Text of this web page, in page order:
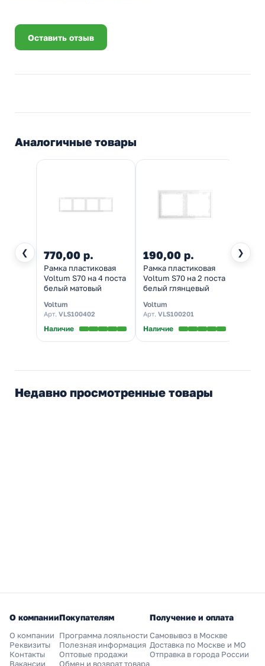
Оставить отзыв
Аналогичные товары
❮ ❯
770,00 р.
Рамка пластиковая
Voltum S70 на 4 поста
белый матовый
Voltum
Арт. VLS100402
Наличие
190,00 р.
Рамка пластиковая
Voltum S70 на 2 поста
белый глянцевый
Voltum
Арт. VLS100201
Наличие
4
Недавно просмотренные товары
О компании
О компании
Реквизиты
Контакты
Вакансии
Покупателям
Программа лояльности
Полезная информация
Оптовые продажи
Обмен и возврат товара
Получение и оплата
Самовывоз в Москве
Доставка по Москве и МО
Отправка в города России